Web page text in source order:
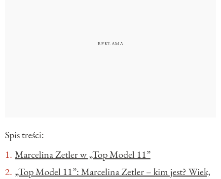
Spis treści:
Marcelina Zetler w „Top Model 11”
„Top Model 11”: Marcelina Zetler – kim jest? Wiek,